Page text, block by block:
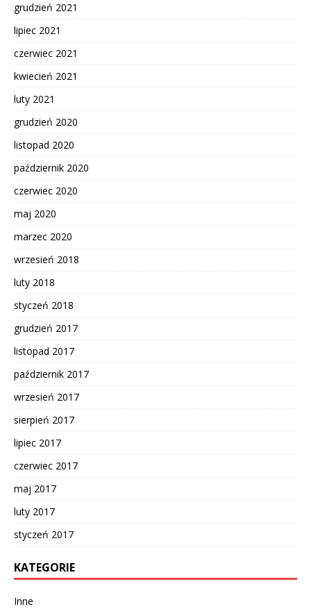
grudzień 2021
lipiec 2021
czerwiec 2021
kwiecień 2021
luty 2021
grudzień 2020
listopad 2020
październik 2020
czerwiec 2020
maj 2020
marzec 2020
wrzesień 2018
luty 2018
styczeń 2018
grudzień 2017
listopad 2017
październik 2017
wrzesień 2017
sierpień 2017
lipiec 2017
czerwiec 2017
maj 2017
luty 2017
styczeń 2017
KATEGORIE
Inne